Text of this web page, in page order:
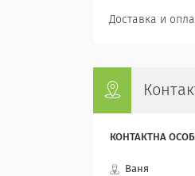
Доставка и
Ваня